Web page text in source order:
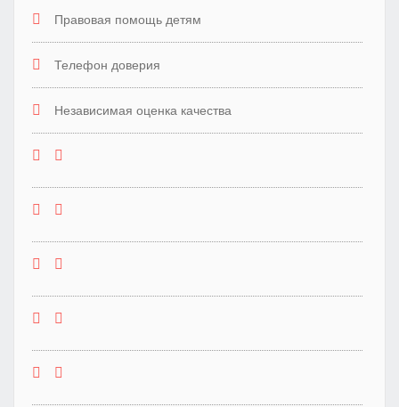
Правовая помощь детям
Телефон доверия
Независимая оценка качества